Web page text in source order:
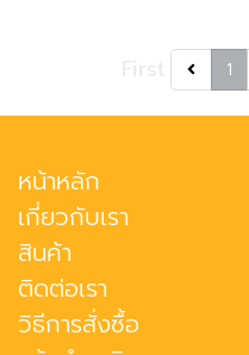
1
หน้าหลัก
เกี่ยวกับเรา
สินค้า
ติดต่อเรา
วิธีการสั่งซื้อ